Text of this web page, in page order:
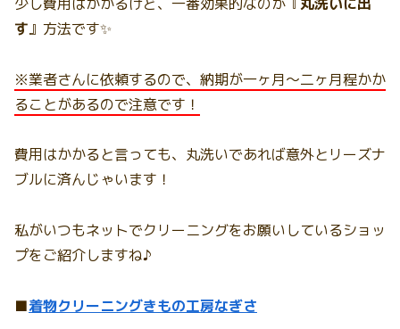
す』方法です✨
※業者さんに依頼するので、納期が一ヶ月〜二ヶ月程かか
ることがあるので注意です！
費用はかかると言っても、丸洗いであれば意外とリーズナ
ブルに済んじゃいます！
私がいつもネットでクリーニングをお願いしているショッ
プをご紹介しますね♪
■着物クリーニングきもの工房なぎさ